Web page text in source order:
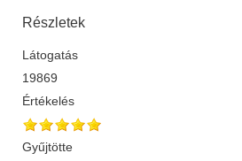
Részletek
Látogatás
19869
Értékelés
Gyűjtötte